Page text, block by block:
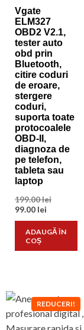
Vgate
ELM327
OBD2 V2.1,
tester auto
obd prin
Bluetooth,
citire coduri
de eroare,
stergere
coduri,
suporta toate
protocoalele
OBD-II,
diagnoza de
pe telefon,
tableta sau
laptop
199.00leiPrețul
a
fost:
99.00 lei
curent
este:
ADAUGĂ ÎN
COȘ
REDUCERI!